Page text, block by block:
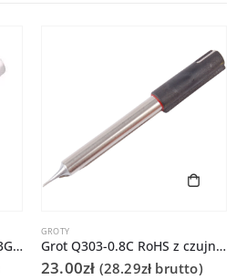
Grot Q500-8D do Quick 203G/TS2300
GROTY
Grot Q303-0.8C RoHS z czujnikiem do Quick 202D
23.00zł (28.29zł brutto)